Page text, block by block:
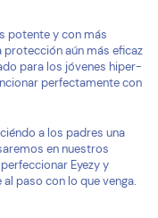
potente y con más
protección aún más eficaz
para los jóvenes hiper-
perfectamente con
a los padres una
en nuestros
Eyezy y
paso con lo que venga.